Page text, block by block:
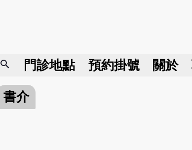
search 門診地點 預約掛號 關於
書介